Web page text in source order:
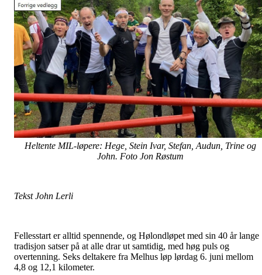
Heltente MIL-løpere: Hege, Stein Ivar, Stefan, Audun, Trine og
John. Foto Jon Røstum
Tekst John Lerli
Fellesstart er alltid spennende, og Hølondløpet med sin 40 år lange
tradisjon satser på at alle drar ut samtidig, med høg puls og
overtenning. Seks deltakere fra Melhus løp lørdag 6. juni mellom
4,8 og 12,1 kilometer.